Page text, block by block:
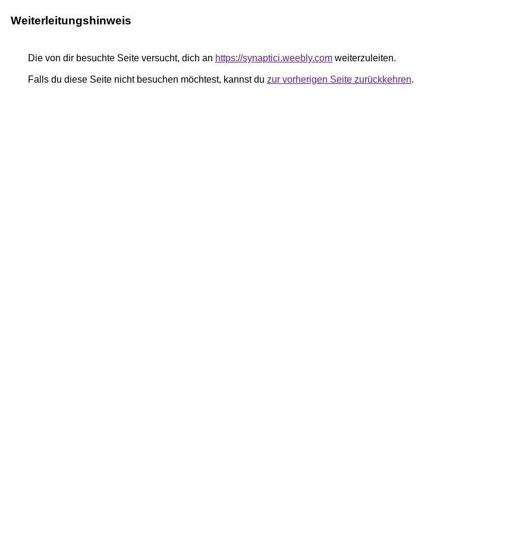
Weiterleitungshinweis
Die von dir besuchte Seite versucht, dich an https://synaptici.weebly.com weiterzuleiten.
Falls du diese Seite nicht besuchen möchtest, kannst du zur vorherigen Seite zurückkehren.